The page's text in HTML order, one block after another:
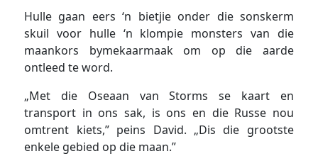
Hulle gaan eers ‘n bietjie onder die sonskerm
skuil voor hulle ‘n klompie monsters van die
maankors bymekaarmaak om op die aarde
ontleed te word.
„Met die Oseaan van Storms se kaart en
transport in ons sak, is ons en die Russe nou
omtrent kiets,” peins David. „Dis die grootste
enkele gebied op die maan.”